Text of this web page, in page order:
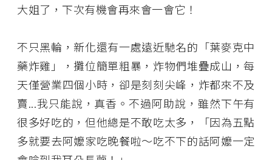
大姐了，下次有機會再來會一會它！
不只黑輪，新化還有一處遠近馳名的「葉麥克中
藥炸雞」，攤位簡單粗暴，炸物們堆疊成山，每
天僅營業四個小時，卻是刻刻尖峰，炸都來不及
賣...我只能說，真香。不過阿助說，雖然下午有
很多好吃的，但他總是不敢吃太多，「因為五點
多就要去阿嬤家吃晚餐啦～吃不下的話阿嬤一定